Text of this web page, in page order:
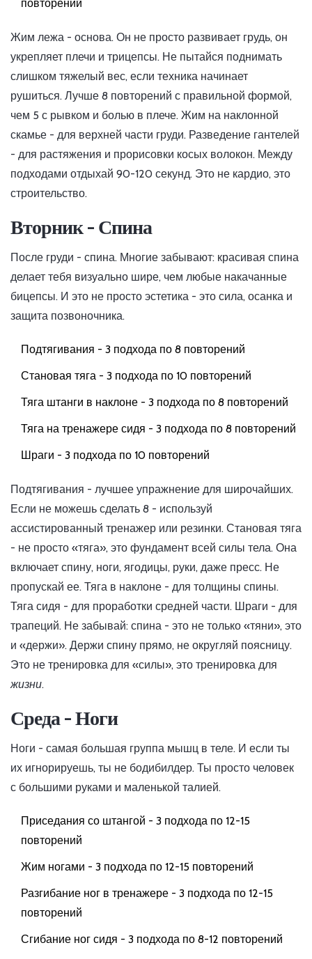
повторений
Жим лежа - основа. Он не просто развивает грудь, он
укрепляет плечи и трицепсы. Не пытайся поднимать
слишком тяжелый вес, если техника начинает
рушиться. Лучше 8 повторений с правильной формой,
чем 5 с рывком и болью в плече. Жим на наклонной
скамье - для верхней части груди. Разведение гантелей
- для растяжения и прорисовки косых волокон. Между
подходами отдыхай 90-120 секунд. Это не кардио, это
строительство.
Вторник - Спина
После груди - спина. Многие забывают: красивая спина
делает тебя визуально шире, чем любые накачанные
бицепсы. И это не просто эстетика - это сила, осанка и
защита позвоночника.
Подтягивания - 3 подхода по 8 повторений
Становая тяга - 3 подхода по 10 повторений
Тяга штанги в наклоне - 3 подхода по 8 повторений
Тяга на тренажере сидя - 3 подхода по 8 повторений
Шраги - 3 подхода по 10 повторений
Подтягивания - лучшее упражнение для широчайших.
Если не можешь сделать 8 - используй
ассистированный тренажер или резинки. Становая тяга
- не просто «тяга», это фундамент всей силы тела. Она
включает спину, ноги, ягодицы, руки, даже пресс. Не
пропускай ее. Тяга в наклоне - для толщины спины.
Тяга сидя - для проработки средней части. Шраги - для
трапеций. Не забывай: спина - это не только «тяни», это
и «держи». Держи спину прямо, не округляй поясницу.
Это не тренировка для «силы», это тренировка для
жизни.
Среда - Ноги
Ноги - самая большая группа мышц в теле. И если ты
их игнорируешь, ты не бодибилдер. Ты просто человек
с большими руками и маленькой талией.
Приседания со штангой - 3 подхода по 12-15
повторений
Жим ногами - 3 подхода по 12-15 повторений
Разгибание ног в тренажере - 3 подхода по 12-15
повторений
Сгибание ног сидя - 3 подхода по 8-12 повторений